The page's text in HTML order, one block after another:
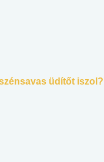
üdítőt iszol?